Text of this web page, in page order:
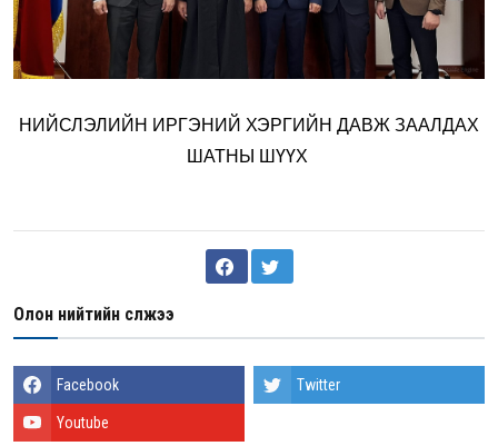
НИЙСЛЭЛИЙН ИРГЭНИЙ ХЭРГИЙН ДАВЖ ЗААЛДАХ
ШАТНЫ ШҮҮХ
Олон нийтийн сүлжээ
Facebook Twitter
Youtube